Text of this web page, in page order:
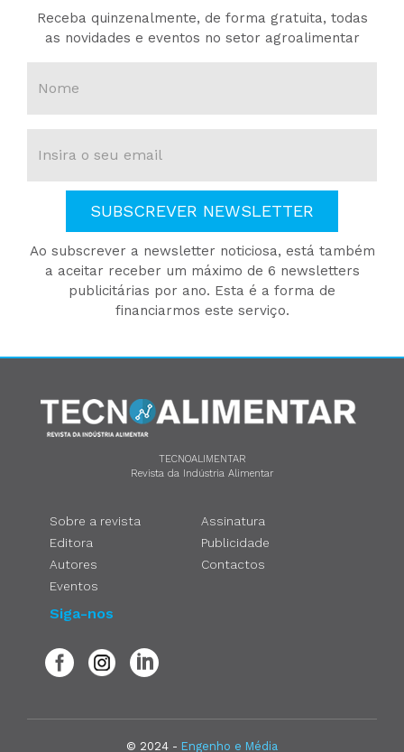
Receba quinzenalmente, de forma gratuita, todas
as novidades e eventos no setor agroalimentar
SUBSCREVER NEWSLETTER
Ao subscrever a newsletter noticiosa, está também
a aceitar receber um máximo de 6 newsletters
publicitárias por ano. Esta é a forma de
financiarmos este serviço.
TECNOALIMENTAR
Revista da Indústria Alimentar
Sobre a revista
Editora
Autores
Eventos
Assinatura
Publicidade
Contactos
Siga-nos
© 2024 - Engenho e Média